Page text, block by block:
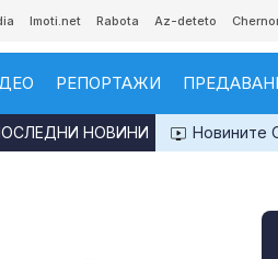
Imoti.net Rabota Az-deteto
РЕПОРТАЖИ
Новините
НОВИНИ